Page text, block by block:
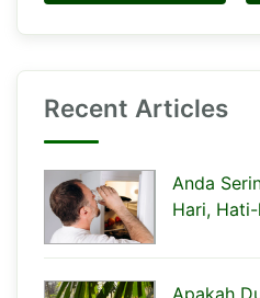
Recent Articles
Anda
Hari,
Apakah